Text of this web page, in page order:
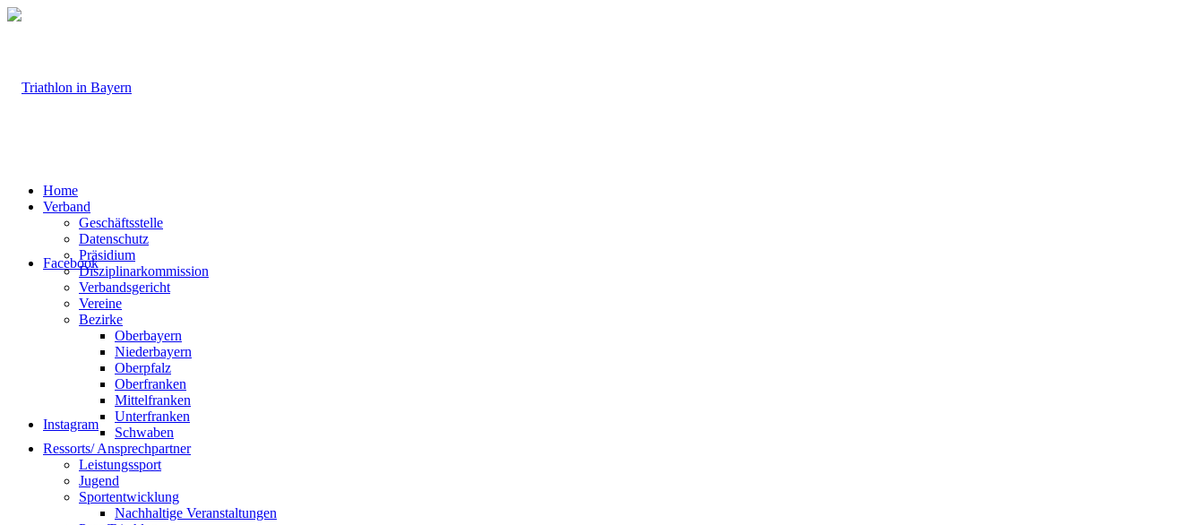
Facebook
Instagram
Home
Verband
Geschäftsstelle
Datenschutz
Präsidium
Disziplinarkommission
Verbandsgericht
Vereine
Bezirke
Oberbayern
Niederbayern
Oberpfalz
Oberfranken
Mittelfranken
Unterfranken
Schwaben
Ressorts/ Ansprechpartner
Leistungssport
Jugend
Sportentwicklung
Nachhaltige Veranstaltungen